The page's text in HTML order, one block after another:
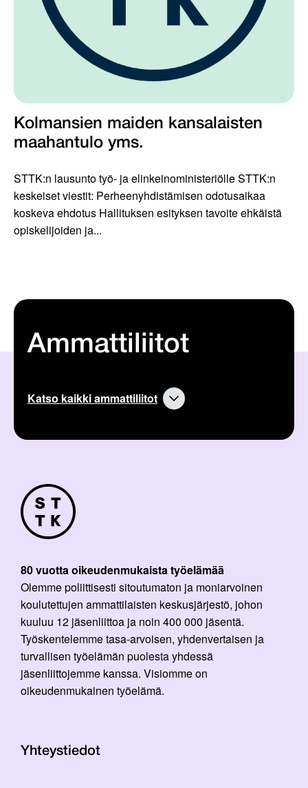
Kolmansien maiden kansalaisten
maahantulo yms.
STTK:n lausunto työ- ja elinkeinoministeriölle STTK:n
keskeiset viestit: Perheenyhdistämisen odotusaikaa
koskeva ehdotus Hallituksen esityksen tavoite ehkäistä
opiskelijoiden ja...
Ammattiliitot
Katso kaikki ammattiliitot
80 vuotta oikeudenmukaista työelämää
Olemme poliittisesti sitoutumaton ja moniarvoinen
koulutettujen ammattilaisten keskusjärjestö, johon
kuuluu 12 jäsenliittoa ja noin 400 000 jäsentä.
Työskentelemme tasa-arvoisen, yhdenvertaisen ja
turvallisen työelämän puolesta yhdessä
jäsenliittojemme kanssa. Visiomme on
oikeudenmukainen työelämä.
Yhteystiedot